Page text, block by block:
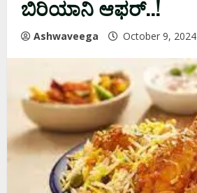
ಬಿರಿಯಾನಿ ಆಫರ್..!
Ashwaveega October 9, 2024